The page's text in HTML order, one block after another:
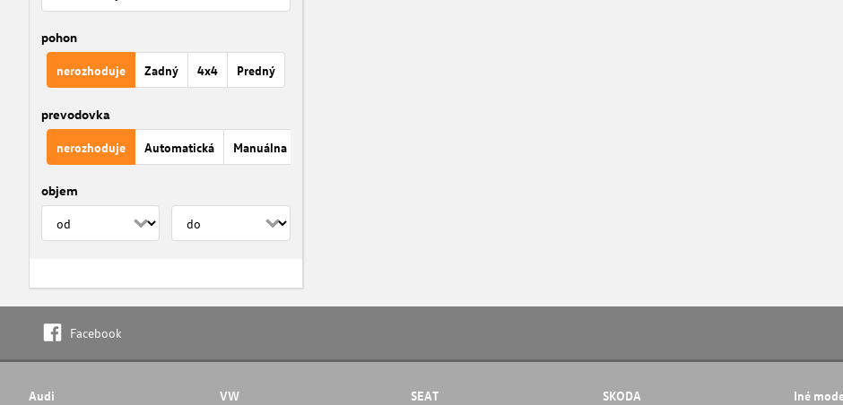
pohon
nerozhoduje Zadný 4x4 Predný
prevodovka
nerozhoduje Automatická Manuálna
objem
Facebook
Audi VW SEAT SKODA Iné